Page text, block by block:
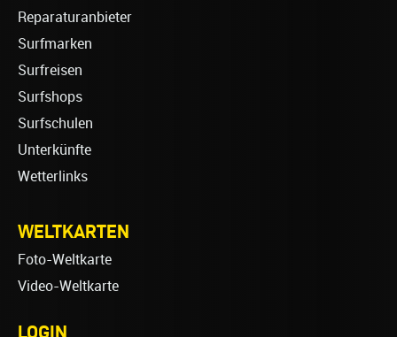
Reparaturanbieter
Surfmarken
Surfreisen
Surfshops
Surfschulen
Unterkünfte
Wetterlinks
WELTKARTEN
Foto-Weltkarte
Video-Weltkarte
LOGIN